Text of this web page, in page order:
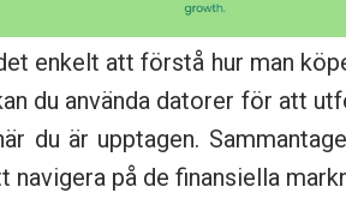
enkelt att förstå hur man
du använda datorer för att
du är upptagen.
navigera på de finansiella